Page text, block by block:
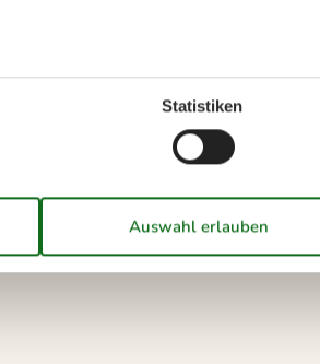
ein Kurzurlaub in der Hochsaison nicht
Statistiken